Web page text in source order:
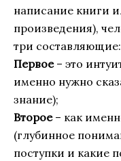
написание книги
произведения),
три составляющие:
Первое– это
именно нужно
знание);
Второе– как
(глубинное
поступки и какие